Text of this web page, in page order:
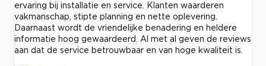
ervaring bij installatie en service. Klanten waarderen
vakmanschap, stipte planning en nette oplevering.
Daarnaast wordt de vriendelijke benadering en heldere
informatie hoog gewaardeerd. Al met al geven de reviews
aan dat de service betrouwbaar en van hoge kwaliteit is.